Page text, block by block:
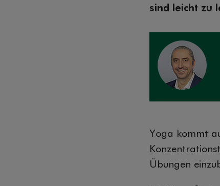
sind leicht zu
Yoga kommt
Übungen